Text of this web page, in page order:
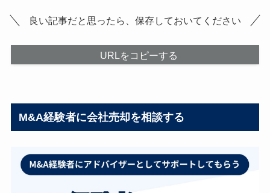
良い記事だと思ったら、保存しておいてください
URLをコピーする
M&A経験者に会社売却を相談する